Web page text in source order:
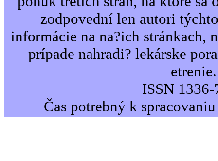
zodpovední len autori
informácie na na?ich stránkach,
prípade nahradi? lekárske
etrenie.
ISSN
Čas potrebný k